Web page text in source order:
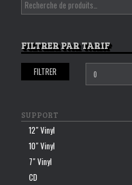
FILTRER PAR TARIF
Prix
min
FILTRER
SUPPORT
12″ Vinyl
10″ Vinyl
7″ Vinyl
CD